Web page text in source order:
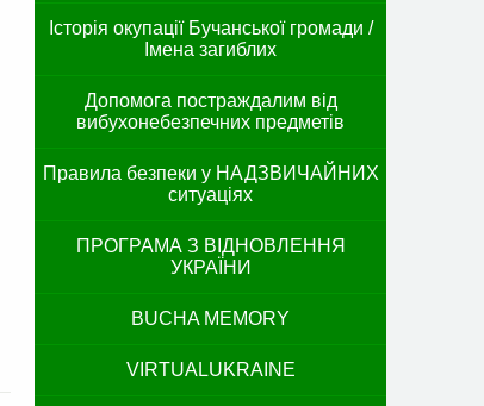
Історія окупації Бучанської громади /
Імена загиблих
Допомога постраждалим від
вибухонебезпечних предметів
Правила безпеки у НАДЗВИЧАЙНИХ
ситуаціях
ПРОГРАМА З ВІДНОВЛЕННЯ
УКРАЇНИ
BUCHA MEMORY
VIRTUALUKRAINE